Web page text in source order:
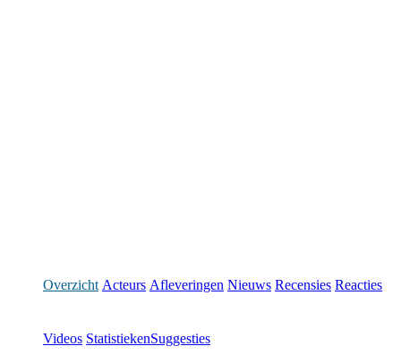
Overzicht Acteurs Afleveringen Nieuws Recensies Reacties
Videos StatistiekenSuggesties